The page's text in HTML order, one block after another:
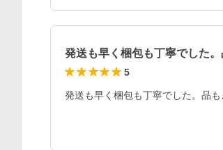
発送も早く梱包も丁寧でした
5
発送も早く梱包も丁寧でした。品